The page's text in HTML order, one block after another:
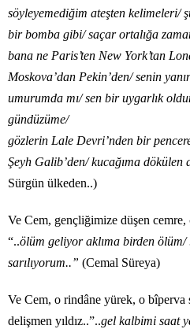
söyleyemediğim ateşten kelimeleri/
bir bomba gibi/ saçar ortalığa
bana ne Paris’ten New York’tan
Moskova’dan Pekin’den/ senin
umurumda mı/ sen bir uygarlık
gündüzüme/
gözlerin Lale Devri’nden bir
Şeyh Galib’den/ kucağıma dökülen
Sürgün ülkeden..)
Ve Cem, gençliğimize düşen cemre,
“..ölüm geliyor aklıma birden ölüm/
sarılıyorum..” (Cemal Süreya)
Ve Cem, o rindâne yürek, o bîperva
delişmen yıldız..”..gel kalbimi saat